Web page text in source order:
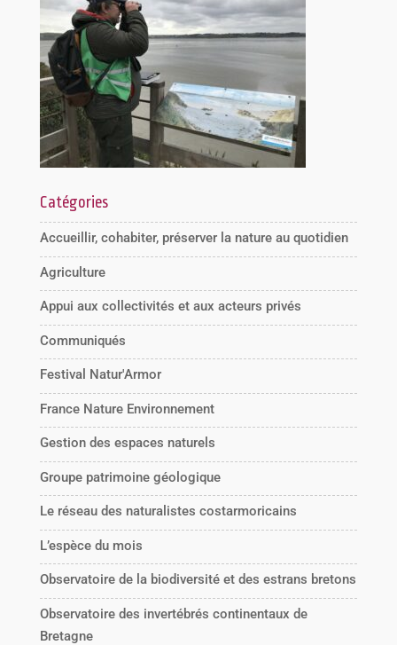
Catégories
Accueillir, cohabiter, préserver la nature au quotidien
Agriculture
Appui aux collectivités et aux acteurs privés
Communiqués
Festival Natur'Armor
France Nature Environnement
Gestion des espaces naturels
Groupe patrimoine géologique
Le réseau des naturalistes costarmoricains
L’espèce du mois
Observatoire de la biodiversité et des estrans bretons
Observatoire des invertébrés continentaux de
Bretagne